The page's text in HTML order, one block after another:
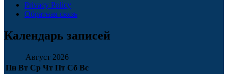
Privacy Policy
Обратная связь
Календарь записей
Август 2026
Пн Вт Ср Чт Пт Сб Вс